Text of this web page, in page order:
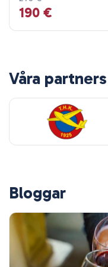
"Organisationsnivån
speciell och
10 maj 2024
Alejandro
"En fantastisk
190 €
Våra partners
Bloggar